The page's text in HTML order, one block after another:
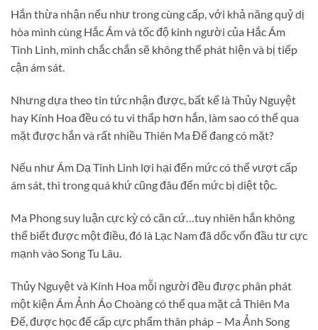
Hắn thừa nhận nếu như trong cùng cấp, với khả năng quỷ dị
hòa mình cùng Hắc Ám và tốc độ kinh người của Hắc Ám
Tinh Linh, mình chắc chắn sẽ không thể phát hiện và bị tiếp
cận ám sát.
Nhưng dựa theo tin tức nhận được, bất kể là Thủy Nguyệt
hay Kính Hoa đều có tu vi thấp hơn hắn, làm sao có thể qua
mặt được hắn và rất nhiều Thiên Ma Đế đang có mặt?
Nếu như Ám Dạ Tinh Linh lợi hại đến mức có thể vượt cấp
ám sát, thì trong quá khứ cũng đâu đến mức bị diệt tộc.
Ma Phong suy luận cực kỳ có căn cứ…tuy nhiên hắn không
thể biết được một điều, đó là Lạc Nam đã dốc vốn đầu tư cực
mạnh vào Song Tu Lâu.
Thủy Nguyệt và Kính Hoa mỗi người đều được phân phát
một kiện Ám Ảnh Áo Choàng có thể qua mặt cả Thiên Ma
Đế, được học đế cấp cực phẩm thân pháp – Ma Ảnh Song